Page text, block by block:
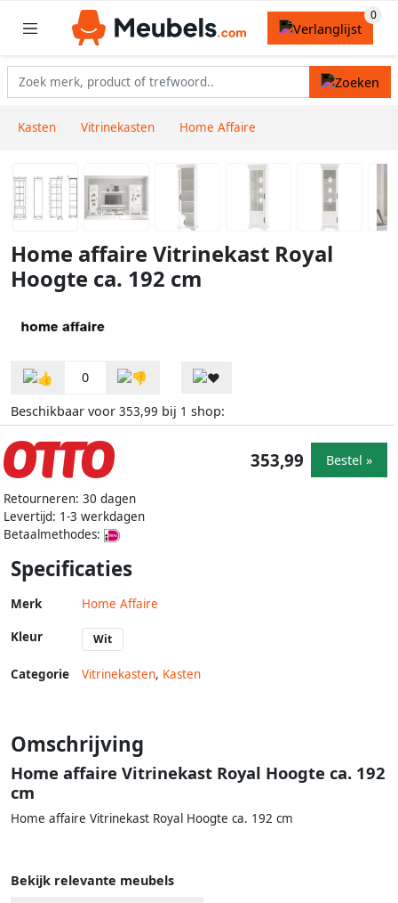
Kasten Vitrinekasten Home Affaire
Home affaire Vitrinekast Royal
Hoogte ca. 192 cm
0
Beschikbaar voor 353,99 bij 1 shop:
Retourneren: 30 dagen
Levertijd: 1-3 werkdagen
Betaalmethodes:
353,99 Bestel »
Specificaties
Merk Home Affaire
Kleur Wit
Categorie Vitrinekasten, Kasten
Omschrijving
Home affaire Vitrinekast Royal Hoogte ca. 192
cm
Home affaire Vitrinekast Royal Hoogte ca. 192 cm
Bekijk relevante meubels